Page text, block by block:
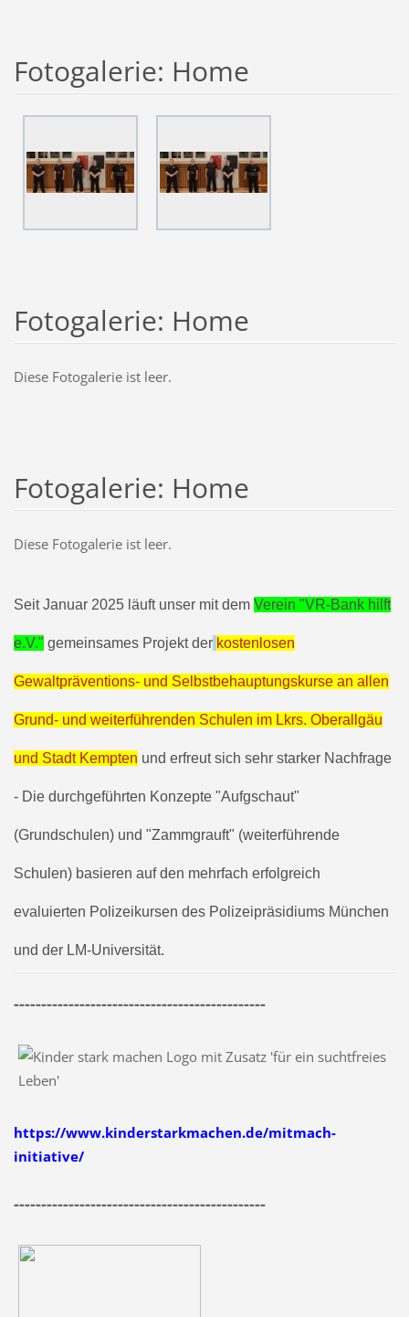
Fotogalerie: Home
Fotogalerie: Home
Diese Fotogalerie ist leer.
Fotogalerie: Home
Diese Fotogalerie ist leer.
Seit Januar 2025 läuft unser mit dem Verein "VR-Bank hilft
e.V." gemeinsames Projekt der kostenlosen
Gewaltpräventions- und Selbstbehauptungskurse an allen
Grund- und weiterführenden Schulen im Lkrs. Oberallgäu
und Stadt Kempten und erfreut sich sehr starker Nachfrage
- Die durchgeführten Konzepte "Aufgschaut"
(Grundschulen) und "Zammgrauft" (weiterführende
Schulen) basieren auf den mehrfach erfolgreich
evaluierten Polizeikursen des Polizeipräsidiums München
und der LM-Universität.
----------------------------------------------
https://www.kinderstarkmachen.de/mitmach-
initiative/
----------------------------------------------